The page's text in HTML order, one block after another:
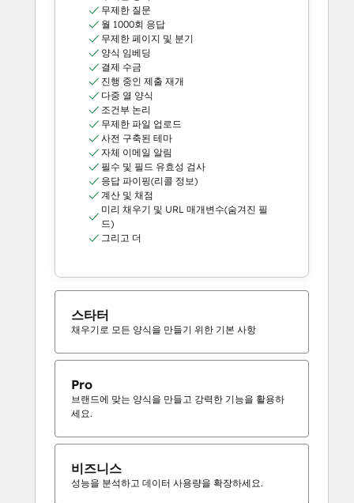
무제한 질문
월 1000회 응답
무제한 페이지 및 분기
양식 임베딩
결제 수금
진행 중인 제출 재개
다중 열 양식
조건부 논리
무제한 파일 업로드
사전 구축된 테마
자체 이메일 알림
필수 및 필드 유효성 검사
응답 파이핑(리콜 정보)
계산 및 채점
미리 채우기 및 URL 매개변수(숨겨진 필
드)
그리고 더
스타터
채우기로 모든 양식을 만들기 위한 기본 사항
Pro
브랜드에 맞는 양식을 만들고 강력한 기능을 활용하
세요.
비즈니스
성능을 분석하고 데이터 사용량을 확장하세요.